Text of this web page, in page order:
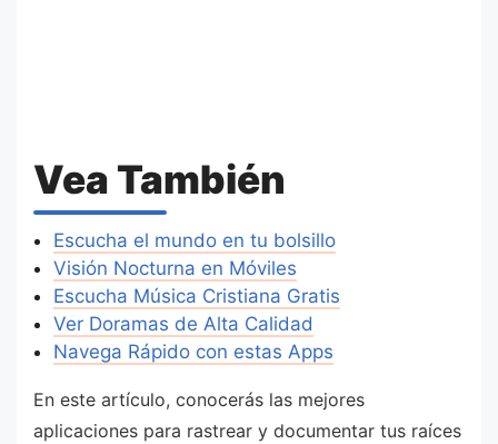
Vea También
Escucha el mundo en tu bolsillo
Visión Nocturna en Móviles
Escucha Música Cristiana Gratis
Ver Doramas de Alta Calidad
Navega Rápido con estas Apps
En este artículo, conocerás las mejores
aplicaciones para rastrear y documentar tus raíces